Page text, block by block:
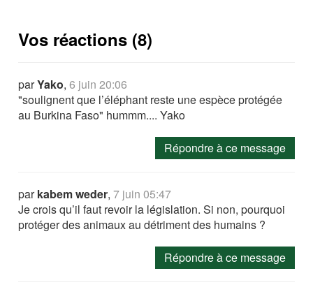
Vos réactions (8)
parYako,6 juin 20:06
"soulignent que l’éléphant reste une espèce protégée
au Burkina Faso" hummm.... Yako
Répondre à ce message
parkabem weder,7 juin 05:47
Je crois qu’il faut revoir la législation. Si non, pourquoi
protéger des animaux au détriment des humains ?
Répondre à ce message